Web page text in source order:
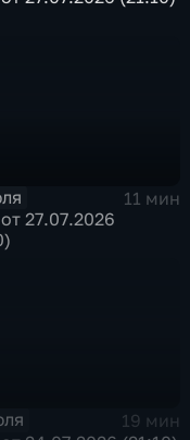
11 мин
27.07.2026
19 мин